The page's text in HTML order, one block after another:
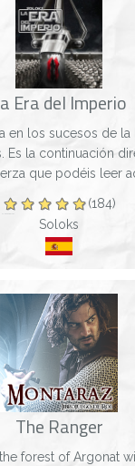
Era del Imperio
en los sucesos de la
Es la continuación
que podéis leer
(184)
Soloks
The Ranger
forest of Argonat